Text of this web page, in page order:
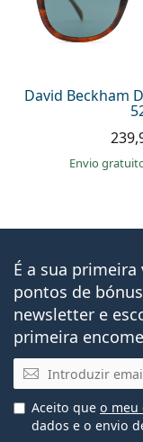
David Beckham
Envio
É a sua primeira
pontos de
newsletter e
primeira
Email
Aceito que o meu
dados e o envio